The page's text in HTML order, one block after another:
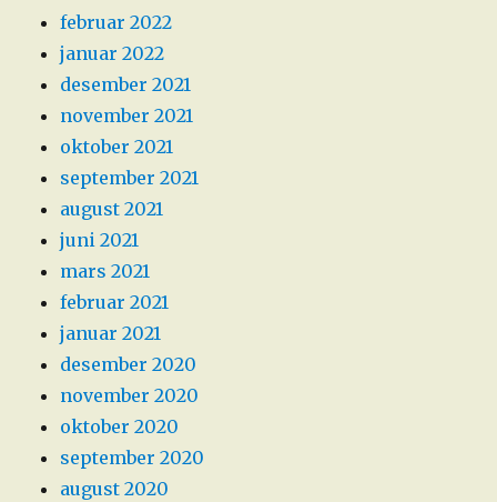
februar 2022
januar 2022
desember 2021
november 2021
oktober 2021
september 2021
august 2021
juni 2021
mars 2021
februar 2021
januar 2021
desember 2020
november 2020
oktober 2020
september 2020
august 2020